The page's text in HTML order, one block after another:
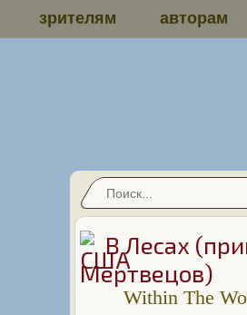
зрителям авторам
В Лесах
Мертвецов)
Within The